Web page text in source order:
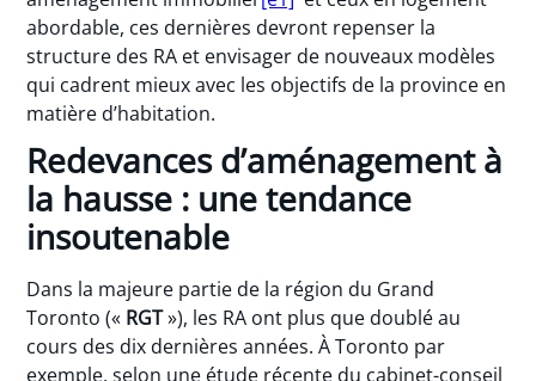
abordable, ces dernières devront repenser la
structure des RA et envisager de nouveaux modèles
qui cadrent mieux avec les objectifs de la province en
matière d’habitation.
Redevances d’aménagement à
la hausse : une tendance
insoutenable
Dans la majeure partie de la région du Grand
Toronto (« RGT»), les RA ont plus que doublé au
cours des dix dernières années. À Toronto par
exemple, selon une étude récente du cabinet-conseil